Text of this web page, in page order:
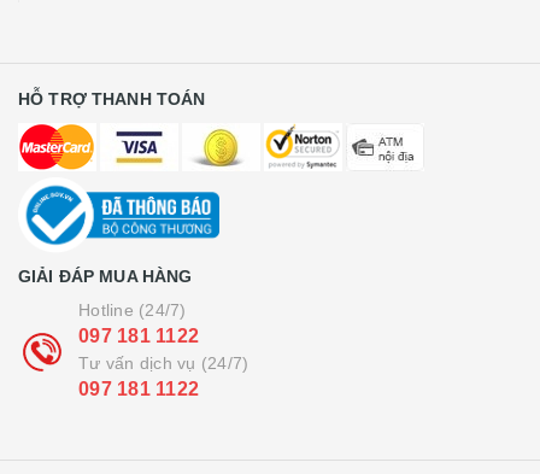
HỖ TRỢ THANH TOÁN
GIẢI ĐÁP MUA HÀNG
Hotline (24/7)
097 181 1122
Tư vấn dịch vụ (24/7)
097 181 1122